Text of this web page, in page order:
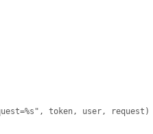
token, user, request)